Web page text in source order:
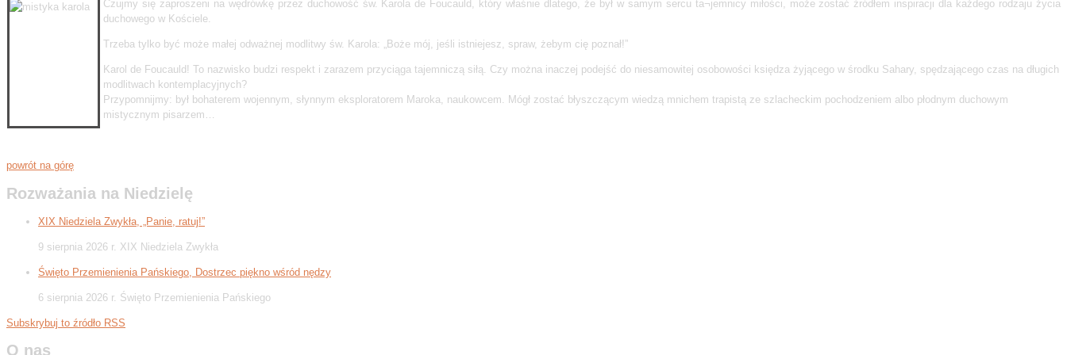
Czujmy się zaproszeni na wędrówkę przez duchowość św. Karola de Foucauld, który właśnie dlatego, że był w samym sercu ta¬jemnicy miłości, może zostać źródłem inspiracji dla każdego rodzaju życia
duchowego w Kościele.
Trzeba tylko być może małej odważnej modlitwy św. Karola: „Boże mój, jeśli istniejesz, spraw, żebym cię poznał!”
Karol de Foucauld! To nazwisko budzi respekt i zarazem przyciąga tajemniczą siłą. Czy można inaczej podejść do niesamowitej osobowości księdza żyjącego w środku Sahary, spędzającego czas na długich
modlitwach kontemplacyjnych?
Przypomnijmy: był bohaterem wojennym, słynnym eksploratorem Maroka, naukowcem. Mógł zostać błyszczącym wiedzą mnichem trapistą ze szlacheckim pochodzeniem albo płodnym duchowym
mistycznym pisarzem…
powrót na górę
Rozważania na Niedzielę
XIX Niedziela Zwykła, „Panie, ratuj!”
9 sierpnia 2026 r. XIX Niedziela Zwykła
Święto Przemienienia Pańskiego, Dostrzec piękno wśród nędzy
6 sierpnia 2026 r. Święto Przemienienia Pańskiego
Subskrybuj to źródło RSS
O nas